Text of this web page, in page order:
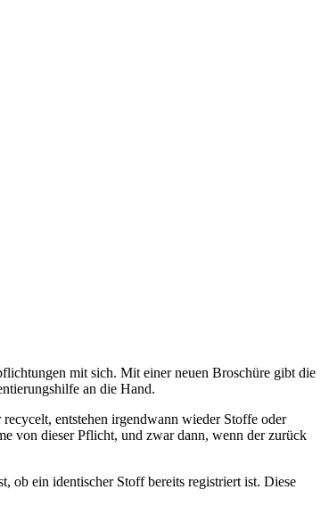
mit sich. Mit einer neuen Broschüre gibt die
an die Hand.
entstehen irgendwann wieder Stoffe oder
von dieser Pflicht, und zwar dann, wenn der zurück
ob ein identischer Stoff bereits registriert ist. Diese